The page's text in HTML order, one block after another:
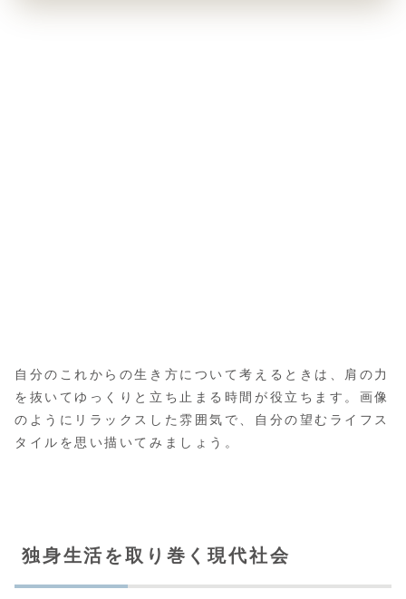
自分のこれからの生き方について考えるときは、肩の力
を抜いてゆっくりと立ち止まる時間が役立ちます。画像
のようにリラックスした雰囲気で、自分の望むライフス
タイルを思い描いてみましょう。
独身生活を取り巻く現代社会